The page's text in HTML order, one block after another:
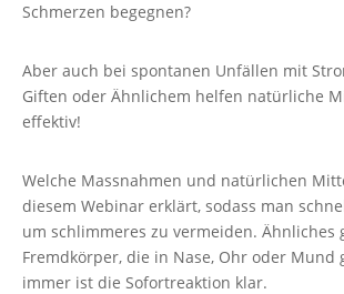
Schmerzen begegnen?
Aber auch bei spontanen Unfällen mit
Giften oder Ähnlichem helfen natürliche
effektiv!
Welche Massnahmen und natürlichen
diesem Webinar erklärt, sodass man
um schlimmeres zu vermeiden. Ähnliches
Fremdkörper, die in Nase, Ohr oder Mund
immer ist die Sofortreaktion klar.